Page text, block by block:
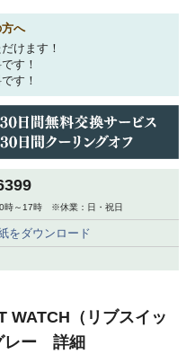
へ
けます！
す！
す！
時～17時 ※休業：日・祝日
をダウンロード
WATCH（リブスイッ
レー 詳細